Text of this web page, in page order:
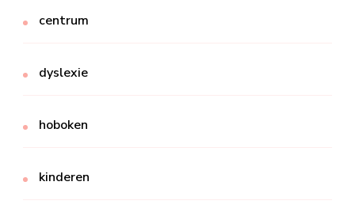
centrum
dyslexie
hoboken
kinderen